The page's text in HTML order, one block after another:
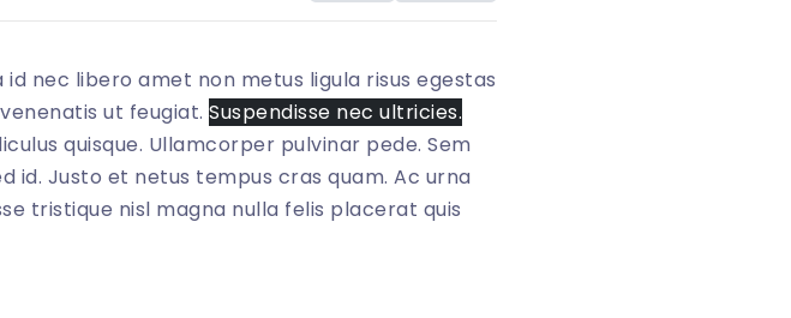
nec libero amet non metus ligula risus egestas
venenatis ut feugiat.Suspendisse nec ultricies.
quisque. Ullamcorper pulvinar pede. Sem
id. Justo et netus tempus cras quam. Ac urna
tristique nisl magna nulla felis placerat quis